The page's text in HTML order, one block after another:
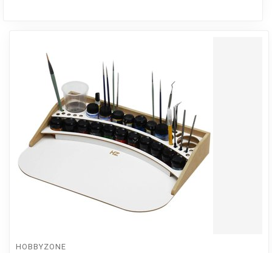
HOBBYZONE